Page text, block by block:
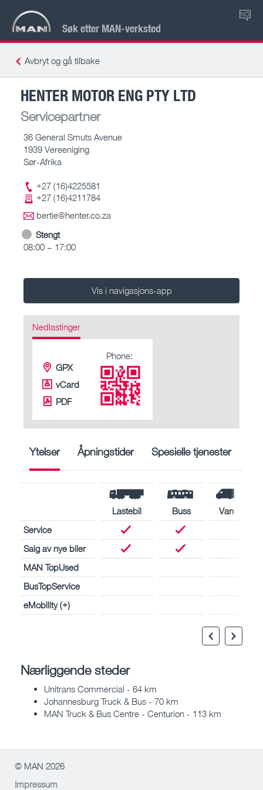
Søk etter MAN-verksted
NO
Avbryt og gå tilbake
HENTER MOTOR ENG PTY LTD
Servicepartner
36 General Smuts Avenue
1939 Vereeniging
Sør-Afrika
+27 (16)4225581
+27 (16)4211784
bertie@henter.co.za
Stengt
08:00 – 17:00
Vis i navigasjons-app
Nedlastinger
GPX
vCard
PDF
Phone:
Ytelser Åpningstider Spesielle tjenester
Lastebil Buss
Van
Service
Salg av nye biler
MAN TopUsed
BusTopService
eMobility (+)
Nærliggende steder
Unitrans Commercial - 64 km
Johannesburg Truck & Bus - 70 km
MAN Truck & Bus Centre - Centurion - 113 km
© MAN 2026
Impressum